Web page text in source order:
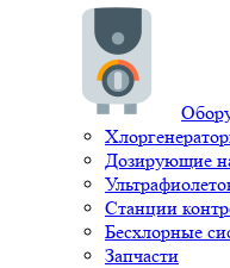
Дозирующие
Станции
Бесхлорные
Запчасти